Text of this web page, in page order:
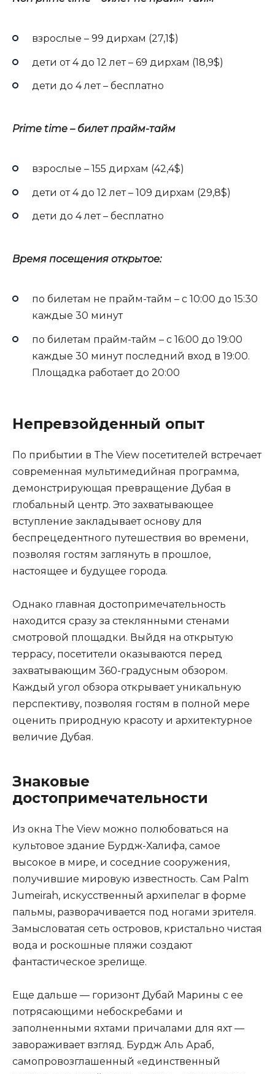
взрослые – 99 дирхам (27,1$)
дети от 4 до 12 лет – 69 дирхам (18,9$)
дети до 4 лет – бесплатно
Prime time – билет прайм-тайм
взрослые – 155 дирхам (42,4$)
дети от 4 до 12 лет – 109 дирхам (29,8$)
дети до 4 лет – бесплатно
Время посещения открытое:
по билетам не прайм-тайм – с 10:00 до 15:30
каждые 30 минут
по билетам прайм-тайм – с 16:00 до 19:00
каждые 30 минут последний вход в 19:00.
Площадка работает до 20:00
Непревзойденный опыт
По прибытии в The View посетителей встречает
современная мультимедийная программа,
демонстрирующая превращение Дубая в
глобальный центр. Это захватывающее
вступление закладывает основу для
беспрецедентного путешествия во времени,
позволяя гостям заглянуть в прошлое,
настоящее и будущее города.
Однако главная достопримечательность
находится сразу за стеклянными стенами
смотровой площадки. Выйдя на открытую
террасу, посетители оказываются перед
захватывающим 360-градусным обзором.
Каждый угол обзора открывает уникальную
перспективу, позволяя гостям в полной мере
оценить природную красоту и архитектурное
величие Дубая.
Знаковые
достопримечательности
Из окна The View можно полюбоваться на
культовое здание Бурдж-Халифа, самое
высокое в мире, и соседние сооружения,
получившие мировую известность. Сам Palm
Jumeirah, искусственный архипелаг в форме
пальмы, разворачивается под ногами зрителя.
Замысловатая сеть островов, кристально чистая
вода и роскошные пляжи создают
фантастическое зрелище.
Еще дальше — горизонт Дубай Марины с ее
потрясающими небоскребами и
заполненными яхтами причалами для яхт —
завораживает взгляд. Бурдж Аль Араб,
самопровозглашенный «единственный